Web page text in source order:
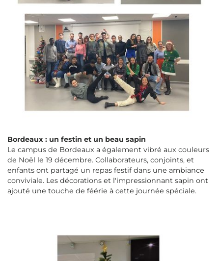
Bordeaux : un festin et un beau sapin
Le campus de Bordeaux a également vibré aux couleurs
de Noël le 19 décembre. Collaborateurs, conjoints, et
enfants ont partagé un repas festif dans une ambiance
conviviale. Les décorations et l'impressionnant sapin ont
ajouté une touche de féérie à cette journée spéciale.